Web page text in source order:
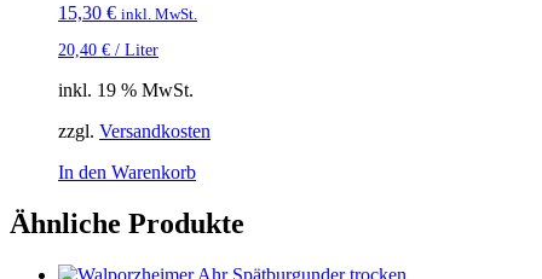
15,30 € inkl. MwSt.
20,40 € / Liter
inkl. 19 % MwSt.
zzgl. Versandkosten
In den Warenkorb
Ähnliche Produkte